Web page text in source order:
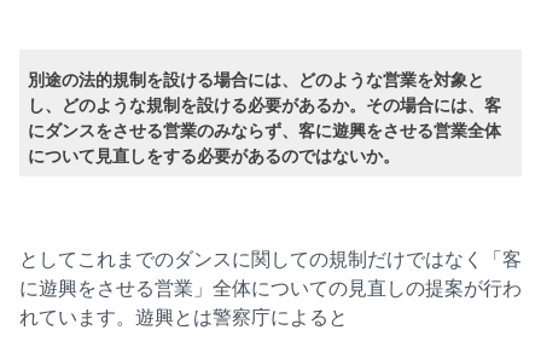
別途の法的規制を設ける場合には、どのような営業を対象と
し、どのような規制を設ける必要があるか。その場合には、客
にダンスをさせる営業のみならず、客に遊興をさせる営業全体
について見直しをする必要があるのではないか。
としてこれまでのダンスに関しての規制だけではなく「客
に遊興をさせる営業」全体についての見直しの提案が行わ
れています。遊興とは警察庁によると